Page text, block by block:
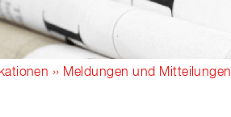
›› Meldungen und Mitteilungen